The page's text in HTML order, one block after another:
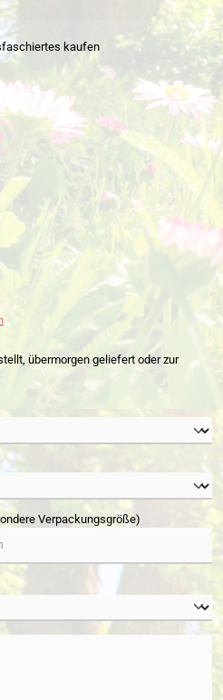
übermorgen geliefert oder zur
Verpackungsgröße)